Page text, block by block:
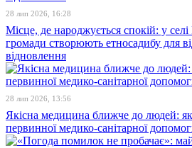
28 лип 2026, 16:28
Місце, де народжується спокій: у селі
громади створюють етносадибу для
відновлення
28 лип 2026, 13:56
Якісна медицина ближче до людей:
первинної медико-санітарної